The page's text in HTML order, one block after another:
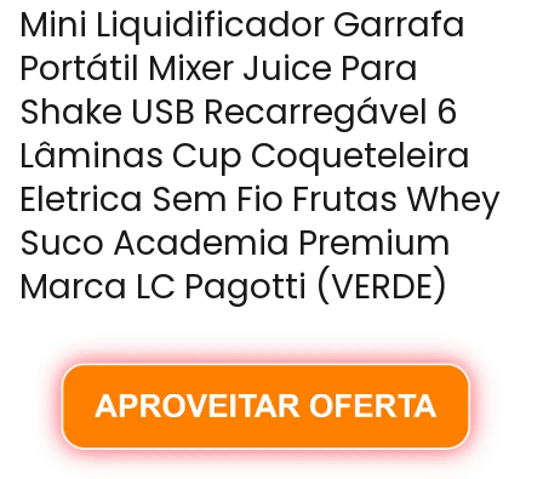
Mini Liquidificador Garrafa
Portátil Mixer Juice Para
Shake USB Recarregável 6
Lâminas Cup Coqueteleira
Eletrica Sem Fio Frutas Whey
Suco Academia Premium
Marca LC Pagotti (VERDE)